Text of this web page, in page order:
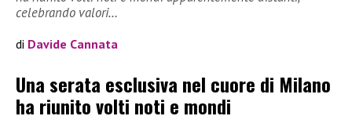
celebrando valori…
di Davide Cannata
Una serata esclusiva nel cuore di Milano
ha riunito volti noti e mondi